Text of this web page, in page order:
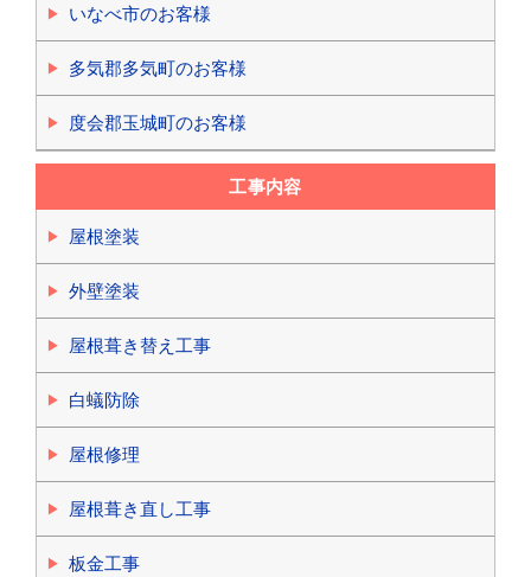
いなべ市のお客様
多気郡多気町のお客様
度会郡玉城町のお客様
工事内容
屋根塗装
外壁塗装
屋根葺き替え工事
白蟻防除
屋根修理
屋根葺き直し工事
板金工事